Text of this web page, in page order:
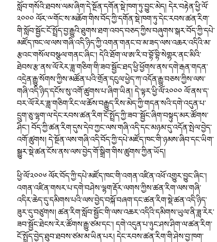
སློབ་གསོའི་ཐབས་ལམ་ཞིག་དེ་སྔོན་དགོན་སྡེ་ཁག་ཏུ་བྱུང་མེད། དེར་བརྟེན་ཕྱི་ལོ་
༢༠༠༠ ལོར་ྋགོང་ས་མཆོག་གིས་བོད་ཀྱི་དགོན་སྡེ་ཁག་ཏུ་དེང་རབས་ཚན་རིག་
གི་སློབ་སྦྱོང་ངོ་སྤྲོད་བྱ་རྒྱུའི་ཐུགས་ཐག་འབད་བཅད་ཀྱིས་བཞུགས་སྒར་བོད་ཀྱི་དཔེ་
མཛོད་ཁང་ལ་ལས་གཞི་འདི་ཉིད་ཀྱི་འགན་གནང་བ་མ་ཟད་ལས་འཆར་འདིའི་མ་
རྩའང་གསོལ་བསྩལ་གནང་ཞིང༌། དེའི་ཐོག་ལ་ཨ་རི་བ་བྷོ་བྷི་སེགྷར་ནང་མིའི་
ཐེབས་རྩ་ནས་ལོ་རེར་ཟླ་གཅིག་གི་ཟབ་སྦྱོང་ཐད་ཕྱི་ཕྱོགས་ནས་དགེ་རྒན་གདན་
འདྲེན་རྒྱུ་སོགས་ཀྱིས་མཚོན་པའི་གྲོན་དངུལ་ཕྱེད་ཀ་འདོན་རྒྱུ་བཅས་ཀྱིས་ལས་
གཞི་འདི་ཉིད་དངོས་སུ་འགོ་ཚུགས་པ་ཞིག་ཡིན། དེ་ལྟར་ཕྱི་ལོ་༢༠༠༠ ལོ་ནས་ད་
བར་ལོ་རེར་ཟླ་གཅིག་རིང་ལ་ཆོས་བརྒྱུད་རིས་མེད་ཀྱི་གདན་སའི་དགེ་འདུན་པ་
དྲུག་ཅུ་ལྷག་ལ་དེང་རབས་ཚན་རིག་ངོ་སྤྲོད་ཀྱི་ཟབ་་སྦྱོང་ཞིག་བསྟུད་མར་ཚོགས་
ཤིང༌། བོད་ཀྱི་ཚན་རིག་དུས་དེབ་ཀྱང་ལས་གཞི་འདི་དང་མཉམ་དུ་འདོན་སྤེལ་བྱེད་
འགོ་ཚུགས། དེ་སྔོན་ལས་གཞི་འདི་བོད་ཀྱི་དཔེ་མཛོད་ཁང་གི་ཉམས་ཞིབ་དང་ཡིག་
སྒྱུར་སྡེ་ཚན་ངོས་ནས་ལས་བྱེད་གོ་སྒྲིག་གིས་ཚུགས་ཀྱིན་ཡོད།
ཕྱི་ལོ་༢༠༠༦ ལོར་བོད་ཀྱི་དཔེ་མཛོད་ཁང་གི་འགན་འཛིན་འཕོ་འགྱུར་བྱུང་ཞིང༌།
འགན་འཛིན་གསར་པ་དགེ་བཤེས་ལྷག་རྡོར་ལགས་ཀྱིས་ཚན་རིག་ལས་གཞི་
འདིར་ཆེད་དུ་དམིགས་པའི་ལས་བྱེད་བསྐོ་བཞག་དང་ཚན་རིག་སྡེ་ཚན་འདི་ཉིད་
ཟུར་དུ་བཙུགས། ཚན་རིག་སློབ་སྦྱོང་གི་ལས་འཆར་འདིའི་དམིགས་ཡུལ་ནི་ཟླ་རེར་
ཟབ་སྦྱོང་ཐེངས་རེར་ཚོགས་རྒྱུ་ཙམ་དང༌། དགེ་འདུན་པ་ཉུང་ཤས་ཤིག་ལ་ཚན་རིག་
ངོ་སྤྲོད་བྱེད་ཐུབ་ཐབས་ཙམ་མ་ཡིན་པར། དེང་རབས་ཚན་རིག་གི་ཤེས་བྱ་ཁག་